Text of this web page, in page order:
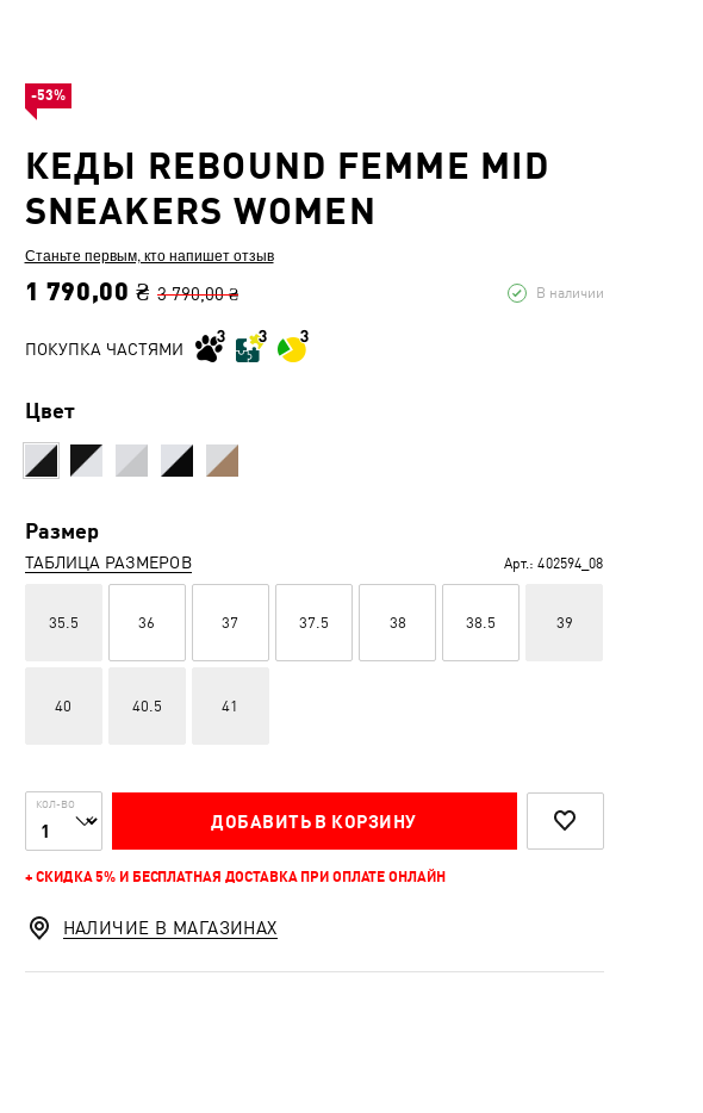
КЕДЫ REBOUND FEMME MID
SNEAKERS WOMEN
Станьте первым, кто напишет отзыв
1 790,00 ₴ 3 790,00 ₴ В наличии
ПОКУПКА ЧАСТЯМИ
Цвет
Размер
ТАБЛИЦА РАЗМЕРОВ Арт.: 402594_08
35.5 36 37 37.5 38 38.5 39
40 40.5 41
КОЛ-ВО
ДОБАВИТЬ В КОРЗИНУ
+ СКИДКА 5% И БЕСПЛАТНАЯ ДОСТАВКА ПРИ ОПЛАТЕ ОНЛАЙН
-53%
НАЛИЧИЕ В МАГАЗИНАХ